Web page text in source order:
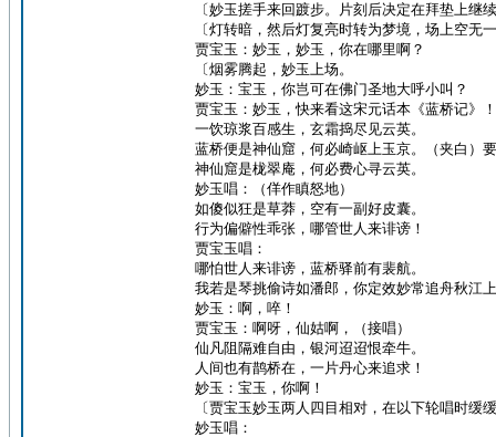
〔妙玉搓手来回踱步。片刻后决定在拜垫上
〔灯转暗，然后灯复亮时转为梦境，场上空无
贾宝玉：妙玉，妙玉，你在哪里啊？
〔烟雾腾起，妙玉上场。
妙玉：宝玉，你岂可在佛门圣地大呼小叫？
贾宝玉：妙玉，快来看这宋元话本《蓝桥记》
一饮琼浆百感生，玄霜捣尽见云英。
蓝桥便是神仙窟，何必崎岖上玉京。（夹白）
神仙窟是栊翠庵，何必费心寻云英。
妙玉唱：（佯作瞋怒地）
如傻似狂是草莽，空有一副好皮囊。
行为偏僻性乖张，哪管世人来诽谤！
贾宝玉唱：
哪怕世人来诽谤，蓝桥驿前有裴航。
我若是琴挑偷诗如潘郎，你定效妙常追舟秋江
妙玉：啊，啐！
贾宝玉：啊呀，仙姑啊，（接唱）
仙凡阻隔难自由，银河迢迢恨牵牛。
人间也有鹊桥在，一片丹心来追求！
妙玉：宝玉，你啊！
〔贾宝玉妙玉两人四目相对，在以下轮唱时缓
妙玉唱：